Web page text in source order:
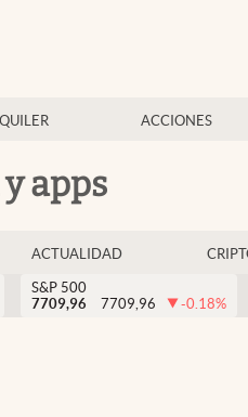
ACCIONES
apps
ACTUALIDAD
S&P 500
7709,96
7709,96 -0.18%